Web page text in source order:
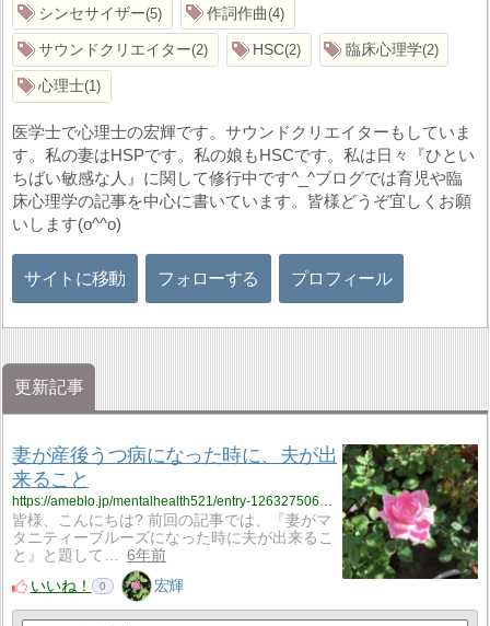
シンセサイザー 5 作詞作曲 4
サウンドクリエイター 2 HSC 2 臨床心理学 2
心理士 1
医学士で心理士の宏輝です。サウンドクリエイターもしていま
す。私の妻はHSPです。私の娘もHSCです。私は日々『ひとい
ちばい敏感な人』に関して修行中です^_^ブログでは育児や臨
床心理学の記事を中心に書いています。皆様どうぞ宜しくお願
いします(o^^o)
サイトに移動 フォローする プロフィール
更新記事
妻が産後うつ病になった時に、夫が出
来ること
皆様、こんにちは? 前回の記事では、『妻がマ
タニティーブルーズになった時に夫が出来るこ
と』と題して…
6年前
いいね！
0 宏輝